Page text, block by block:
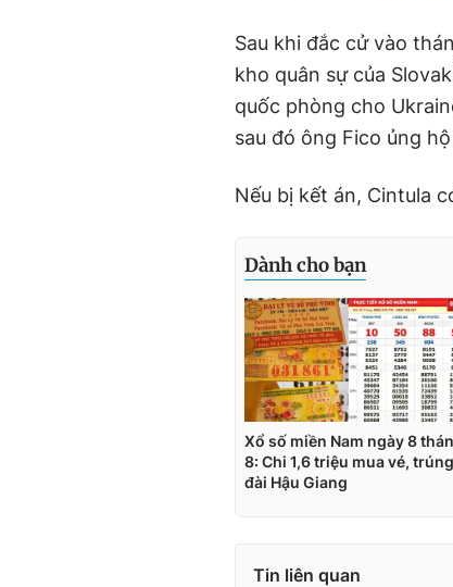
Sau khi đắc cử vào
kho quân sự của
quốc phòng cho
sau đó ông Fico ủng
Nếu bị kết án, Cintula
Tin liên quan